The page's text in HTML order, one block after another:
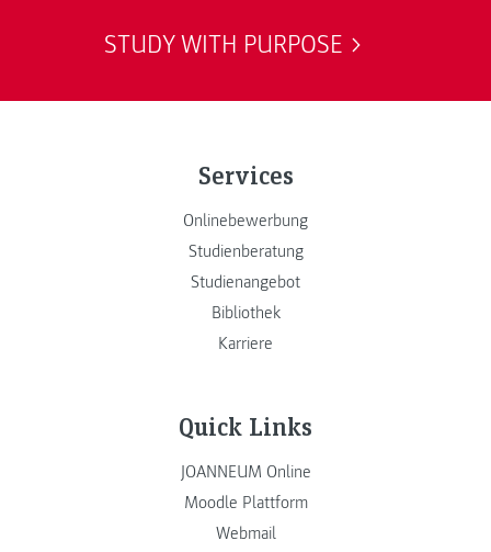
STUDY WITH PURPOSE
Services
Onlinebewerbung
Studienberatung
Studienangebot
Bibliothek
Karriere
Quick Links
JOANNEUM Online
Moodle Plattform
Webmail